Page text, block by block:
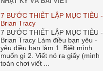
7 BƯỚC THIẾT LẬP MỤC TIÊU -
Brian Tracy
7 BƯỚC THIẾT LẬP MỤC TIÊU -
Brian Tracy Làm điều bạn yêu -
yêu điều bạn làm 1. Biết mình
muốn gì 2. Viết nó ra giấy (mình
toàn chơi viết ...